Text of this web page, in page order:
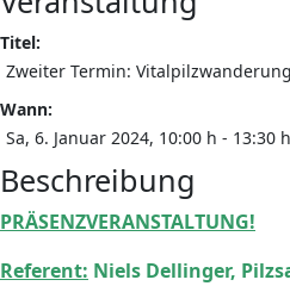
Titel:
Zweiter Termin:
Wann:
Sa, 6. Januar 2024, 10:00 h - 13:30 h
Beschreibung
PRÄSENZVERANSTALTUNG!
Referent: Niels Dellinger,